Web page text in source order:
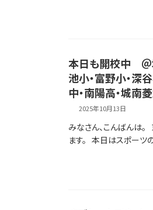
本日も開校中 ＠
池小・富野小・深
中・南陽高・城南
2025年10月13日
みなさん、こんばんは
ます。 本日はスポーツ